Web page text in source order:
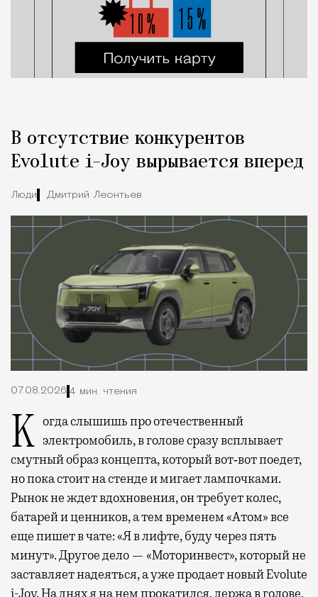
В отсутствие конкурентов
Evolute i-Joy вырывается вперед
Люди Дмитрий Леонтьев
07.08.2026 4 мин. чтения
Когда слышишь про отечественный электромобиль, в голове сразу всплывает
смутный образ концепта, который вот‑вот поедет,
но пока стоит на стенде и мигает лампочками.
Рынок не ждет вдохновения, он требует колес,
батарей и ценников, а тем временем «Атом» все
еще пишет в чате: «Я в лифте, буду через пять
минут». Другое дело — «Моторинвест», который не
заставляет надеяться, а уже продает новый Evolute
i-Joy. На днях я на нем прокатился, держа в голове,